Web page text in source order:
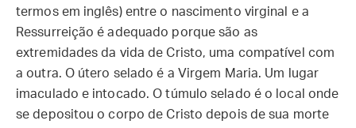
termos em inglês) entre o nascimento virginal e a
Ressurreição é adequado porque são as
extremidades da vida de Cristo, uma compatível com
a outra. O útero selado é a Virgem Maria. Um lugar
imaculado e intocado. O túmulo selado é o local onde
se depositou o corpo de Cristo depois de sua morte